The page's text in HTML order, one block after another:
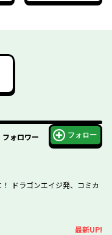
った３【電子特別
フォロワー フォロー
ドラゴンエイジ発、コミカ
最新UP!